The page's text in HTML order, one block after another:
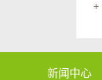
新闻中心